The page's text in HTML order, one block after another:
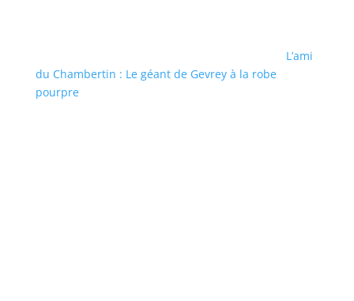
L’ami
du Chambertin : Le géant de Gevrey à la robe
pourpre